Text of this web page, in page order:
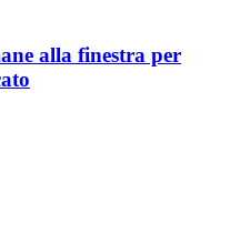
alla finestra per